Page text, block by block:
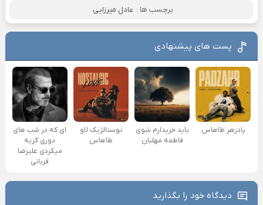
برچسب ها : عادل میرزایی
پست های پیشنهادی
پادزهر طاهاس
باید خریدارم شوی
فاطمه مهلبان
نوستالژیک لاو
طاهاس
ای که در شب های
دوری گریه
میکردی علیرضا
قربانی
دیدگاه خود را بگذارید